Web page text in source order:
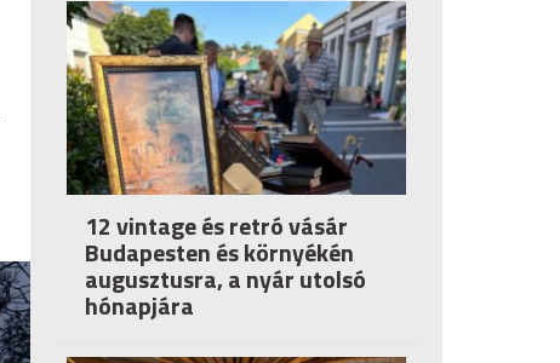
12 vintage és retró vásár
Budapesten és környékén
augusztusra, a nyár utolsó
hónapjára